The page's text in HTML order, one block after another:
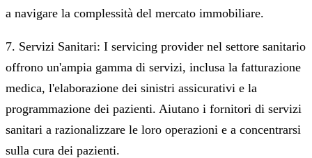
a navigare la complessità del mercato immobiliare.
7. Servizi Sanitari: I servicing provider nel settore sanitario
offrono un'ampia gamma di servizi, inclusa la fatturazione
medica, l'elaborazione dei sinistri assicurativi e la
programmazione dei pazienti. Aiutano i fornitori di servizi
sanitari a razionalizzare le loro operazioni e a concentrarsi
sulla cura dei pazienti.